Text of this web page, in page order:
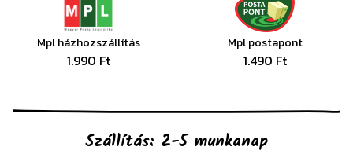
Mpl házhozszállítás
1.990 Ft
Mpl postapont
1.490 Ft
Szállítás: 2-5 munkanap